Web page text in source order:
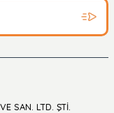
SAN. LTD. ŞTİ.